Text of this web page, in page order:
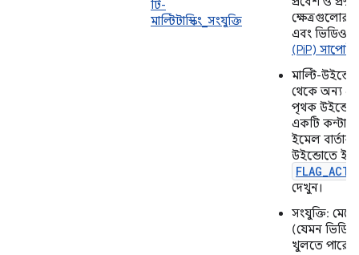
টি-
মাল্টিটাস্কিং_সংযুক্তি
ক্ষেত্রগুলোর
এবং ভিডিও
(PiP) সাপোর্ট
মাল্টি-
থেকে অন্য
পৃথক
একটি
ইমেল
উইন্ডোতে
দেখুন।
সংযুক্তি:
(যেমন
খুলতে পারে।